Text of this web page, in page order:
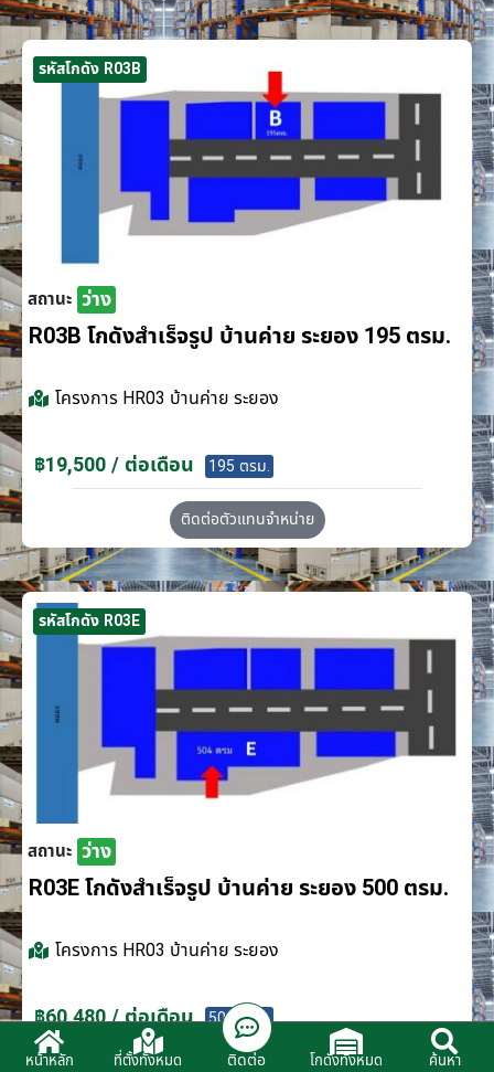
รหัสโกดัง R03B
สถานะ ว่าง
R03B โกดังสำเร็จรูป บ้านค่าย ระยอง 195 ตรม.
โครงการ HR03 บ้านค่าย ระยอง
฿19,500 / ต่อเดือน 195 ตรม.
ติดต่อตัวแทนจำหน่าย
รหัสโกดัง R03E
สถานะ ว่าง
R03E โกดังสำเร็จรูป บ้านค่าย ระยอง 500 ตรม.
โครงการ HR03 บ้านค่าย ระยอง
฿60,480 / ต่อเดือน 500 ตรม.
หน้าหลัก ที่ตั้งทั้งหมด ติดต่อ โกดังทั้งหมด ค้นหา